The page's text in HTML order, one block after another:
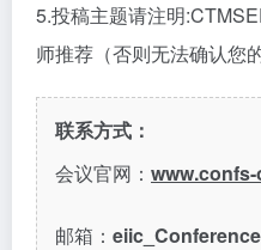
5.投稿主题请注明
师推荐（否则无法确认您
联系方式：
会议官网：
邮箱：